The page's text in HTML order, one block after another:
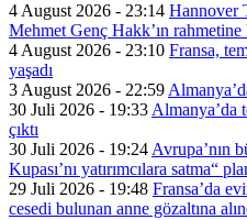
4 August 2026 - 23:14 Hannover
Mehmet Genç Hakk’ın rahmetine
4 August 2026 - 23:10 Fransa,
yaşadı
3 August 2026 - 22:59
30 Juli 2026 - 19:33 Almanya’da
çıktı
30 Juli 2026 - 19:24 Avrupa’nın
Kupası’nı yatırımcılara satma“
29 Juli 2026 - 19:48 Fransa’da
cesedi bulunan anne gözaltına